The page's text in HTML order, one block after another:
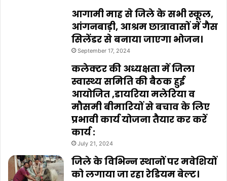
आगामी माह से जिले के सभी स्कूल,
आंगनबाड़ी, आश्रम छात्रावासों में गैस
सिलेंडर से बनाया जाएगा भोजन।
September 17, 2024
कलेक्टर की अध्यक्षता में जिला
स्वास्थ्य समिति की बैठक हुई
आयोजित ,डायरिया मलेरिया व
मौसमी बीमारियों से बचाव के लिए
प्रभावी कार्य योजना तैयार कर करें
कार्य :
July 21, 2024
जिले के विभिन्न स्थानों पर मवेशियों
को लगाया जा रहा रेडियम बेल्ट।